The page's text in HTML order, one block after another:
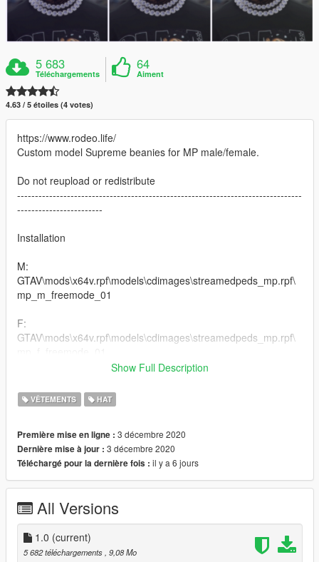
5 683
Téléchargements
64
Aiment
4.63 / 5 étoiles (4 votes)
https://www.rodeo.life/
Custom model Supreme beanies for MP male/female.
Do not reupload or redistribute
--------------------------------------------------------------------------------
------------------------
Installation
M:
GTAV\mods\x64v.rpf\models\cdimages\streamedpeds_mp.rpf\
mp_m_freemode_01
F:
GTAV\mods\x64v.rpf\models\cdimages\streamedpeds_mp.rpf\
--------------------------------------------------------------------------------
Discord: Coldgie#1546
Programs used: Marvelous Designer
Changelog:
Show Full Description
VÊTEMENTS HAT
Première mise en ligne : 3 décembre 2020
Dernière mise à jour : 3 décembre 2020
Téléchargé pour la dernière fois : il y a 6 jours
All Versions
1.0 (current)
5 682 téléchargements , 9,08 Mo